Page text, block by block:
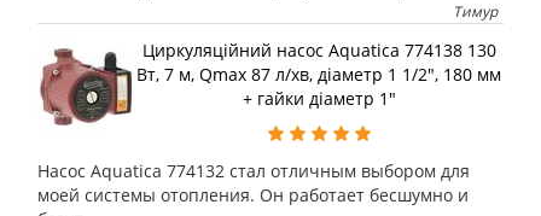
Тимур
Циркуляційний насос Aquatica 774138 130
Вт, 7 м, Qmax 87 л/хв, діаметр 1 1/2", 180 мм
+ гайки діаметр 1"
Насос Aquatica 774132 стал отличным выбором для
моей системы отопления. Он работает бесшумно и